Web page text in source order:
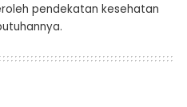
pendekatan kesehatan